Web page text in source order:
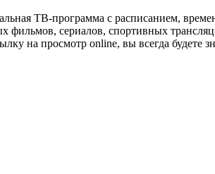
ТВ-программа с расписанием,
сериалов, спортивных
на просмотр online, вы всегда будете